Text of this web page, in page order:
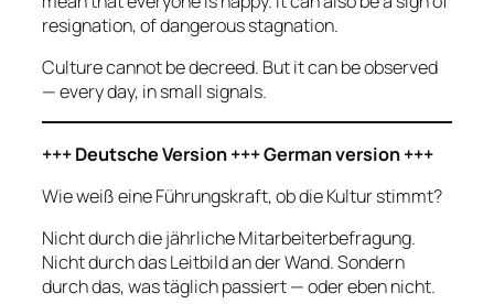
resignation, of dangerous stagnation.
Culture cannot be decreed. But it can be observed
— every day, in small signals.
+++ Deutsche Version +++ German version +++
Wie weiß eine Führungskraft, ob die Kultur stimmt?
Nicht durch die jährliche Mitarbeiterbefragung.
Nicht durch das Leitbild an der Wand. Sondern
durch das, was täglich passiert — oder eben nicht.